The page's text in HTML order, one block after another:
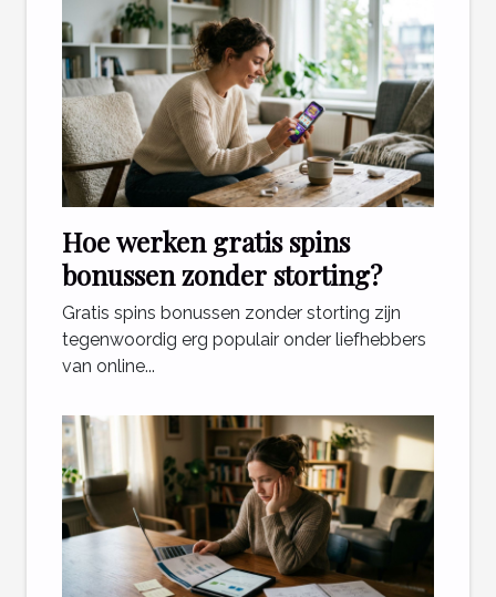
Hoe werken gratis spins
bonussen zonder storting?
Gratis spins bonussen zonder storting zijn
tegenwoordig erg populair onder liefhebbers
van online...